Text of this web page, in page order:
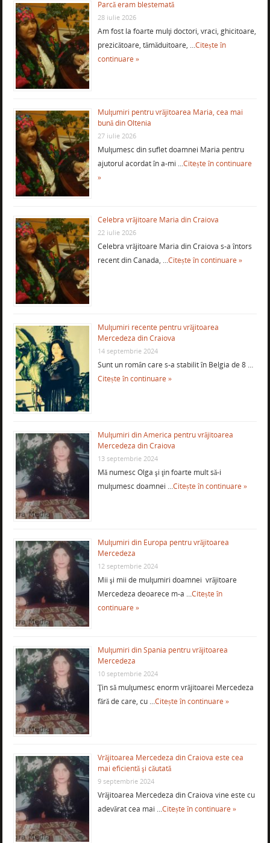
Parcă eram blestemată
28 iulie 2026
Am fost la foarte mulţi doctori, vraci, ghicitoare,
prezicătoare, tămăduitoare, …Citește în
continuare »
Mulţumiri pentru vrăjitoarea Maria, cea mai
bună din Oltenia
27 iulie 2026
Mulţumesc din suflet doamnei Maria pentru
ajutorul acordat în a-mi …Citește în continuare
»
Celebra vrăjitoare Maria din Craiova
22 iulie 2026
Celebra vrăjitoare Maria din Craiova s-a întors
recent din Canada, …Citește în continuare »
Mulţumiri recente pentru vrăjitoarea
Mercedeza din Craiova
14 septembrie 2024
Sunt un român care s-a stabilit în Belgia de 8 …
Citește în continuare »
Mulţumiri din America pentru vrăjitoarea
Mercedeza din Craiova
13 septembrie 2024
Mă numesc Olga şi ţin foarte mult să-i
mulţumesc doamnei …Citește în continuare »
Mulţumiri din Europa pentru vrăjitoarea
Mercedeza
12 septembrie 2024
Mii şi mii de mulţumiri doamnei vrăjitoare
Mercedeza deoarece m-a …Citește în
continuare »
Mulţumiri din Spania pentru vrăjitoarea
Mercedeza
10 septembrie 2024
Ţin să mulţumesc enorm vrăjitoarei Mercedeza
fără de care, cu …Citește în continuare »
Vrăjitoarea Mercedeza din Craiova este cea
mai eficientă şi căutată
9 septembrie 2024
Vrăjitoarea Mercedeza din Craiova vine este cu
adevărat cea mai …Citește în continuare »